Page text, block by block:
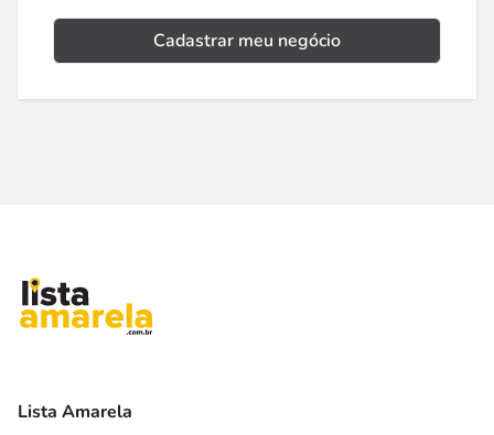
Cadastrar meu negócio
Lista Amarela